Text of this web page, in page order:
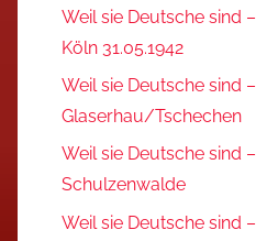
Weil sie Deutsche sind
Köln 31.05.1942
Weil sie Deutsche sind
Glaserhau/Tschechen
Weil sie Deutsche sind
Schulzenwalde
Weil sie Deutsche sind